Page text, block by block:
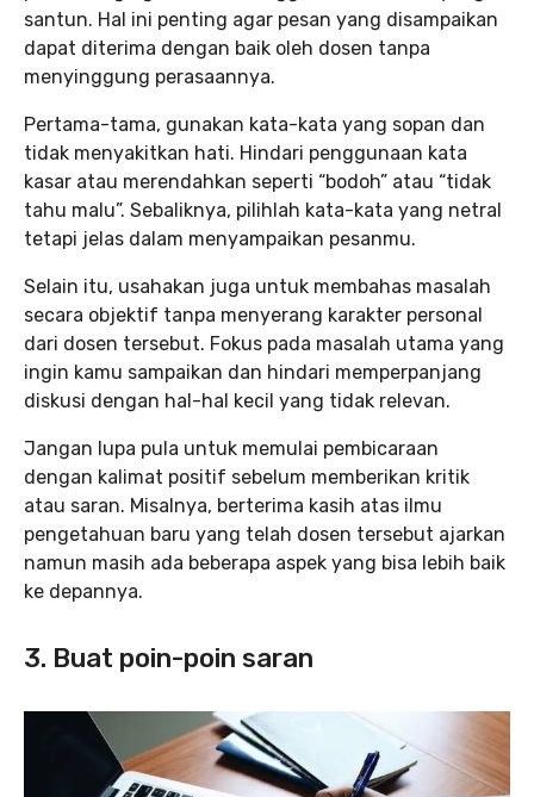
santun. Hal ini penting agar pesan yang disampaikan
dapat diterima dengan baik oleh dosen tanpa
menyinggung perasaannya.
Pertama-tama, gunakan kata-kata yang sopan dan
tidak menyakitkan hati. Hindari penggunaan kata
kasar atau merendahkan seperti “bodoh” atau “tidak
tahu malu”. Sebaliknya, pilihlah kata-kata yang netral
tetapi jelas dalam menyampaikan pesanmu.
Selain itu, usahakan juga untuk membahas masalah
secara objektif tanpa menyerang karakter personal
dari dosen tersebut. Fokus pada masalah utama yang
ingin kamu sampaikan dan hindari memperpanjang
diskusi dengan hal-hal kecil yang tidak relevan.
Jangan lupa pula untuk memulai pembicaraan
dengan kalimat positif sebelum memberikan kritik
atau saran. Misalnya, berterima kasih atas ilmu
pengetahuan baru yang telah dosen tersebut ajarkan
namun masih ada beberapa aspek yang bisa lebih baik
ke depannya.
3. Buat poin-poin saran